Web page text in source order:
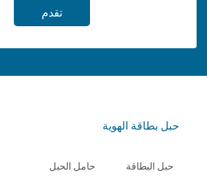
تقدم
حبل بطاقة الهوية
حبل البطاقة حامل الحبل